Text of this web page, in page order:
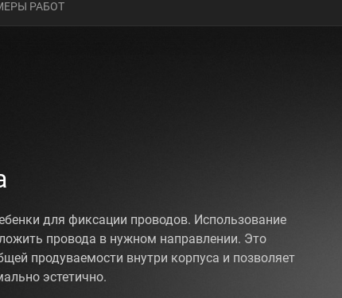
РАБОТ
для фиксации проводов. Использование
провода в нужном направлении. Это
продуваемости внутри корпуса и позволяет
эстетично.